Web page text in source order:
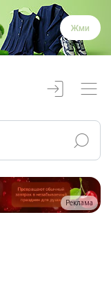
Жми
Реклама